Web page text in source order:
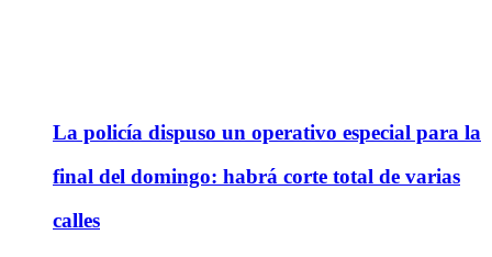
La policía dispuso un operativo especial para la
final del domingo: habrá corte total de varias
calles